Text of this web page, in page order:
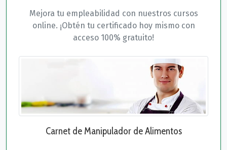
Mejora tu empleabilidad con nuestros cursos
online. ¡Obtén tu certificado hoy mismo con
acceso 100% gratuito!
Carnet de Manipulador de Alimentos